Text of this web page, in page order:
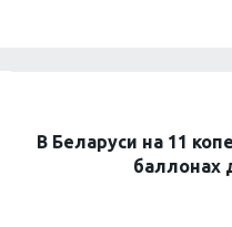
В Беларуси на 11
баллонах